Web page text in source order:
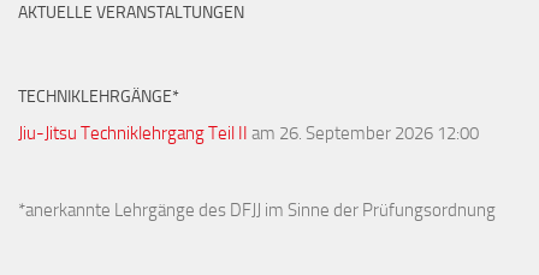
AKTUELLE VERANSTALTUNGEN
TECHNIKLEHRGÄNGE*
Jiu-Jitsu Techniklehrgang Teil II am 26. September 2026 12:00
*anerkannte Lehrgänge des DFJJ im Sinne der Prüfungsordnung